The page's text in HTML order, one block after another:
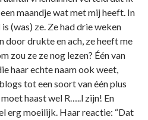
maandje wat met mij heeft. In
(was) ze. Ze had drie weken
door drukte en ach, ze heeft me
zou ze ze nog lezen? Één van
haar echte naam ook weet,
tot een soort van één plus
haast wel R…..l zijn! En
erg moeilijk. Haar reactie: “Dat